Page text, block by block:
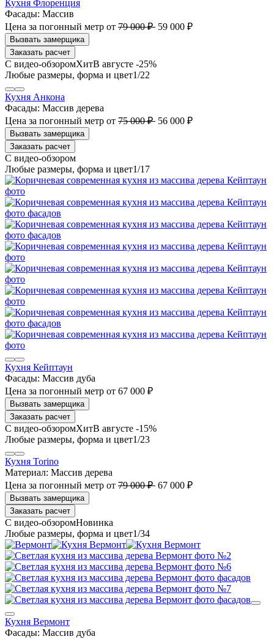
Кухня Флоренция
Фасады: Массив
Цена за погонный метр от 79 000 ₽ 59 000 ₽
Заказать расчет
В августе -25%
1/22
Кухня Анкона
Фасады: Массив дерева
Цена за погонный метр от 75 000 ₽ 56 000 ₽
Заказать расчет
1/17
Кухня Кейптаун
Фасады: Массив дуба
Цена за погонный метр от 67 000 ₽
Заказать расчет
В августе -15%
1/23
Кухня Torino
Материал: Массив дерева
Цена за погонный метр от 79 000 ₽ 67 000 ₽
Заказать расчет
1/34
Кухня Вермонт
Фасады: Массив дуба